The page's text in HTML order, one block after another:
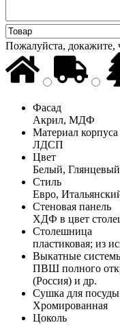
Пожалуйста, докажите,
Фасад
Акрил, МДФ
Материал корпуса
ЛДСП
Цвет
Белый, Глянцевый
Стиль
Евро,
Стеновая панель
ХДФ в цвет
Столешница
пластиковая; из
Выкатные
ПВШ полного
(Россия) и др.
Сушка для посуды
Хромированная
Цоколь